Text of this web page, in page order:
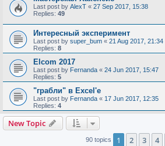
Last post by AlexT « 27 Sep 2017, 15:38
Replies: 49
Интересный эксперимент
Last post by super_bum « 21 Aug 2017, 21:34
Replies: 8
Elcom 2017
Last post by Fernanda « 24 Jun 2017, 15:47
Replies: 5
"грабли" в Excel'е
Last post by Fernanda « 17 Jun 2017, 12:35
Replies: 4
New Topic
90 topics 1 2 3 4